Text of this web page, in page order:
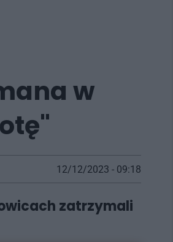
w
12/12/2023 - 09:18
zatrzymali